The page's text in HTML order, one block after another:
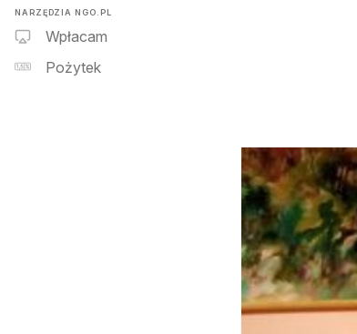
NARZĘDZIA NGO.PL
Wpłacam
Pożytek